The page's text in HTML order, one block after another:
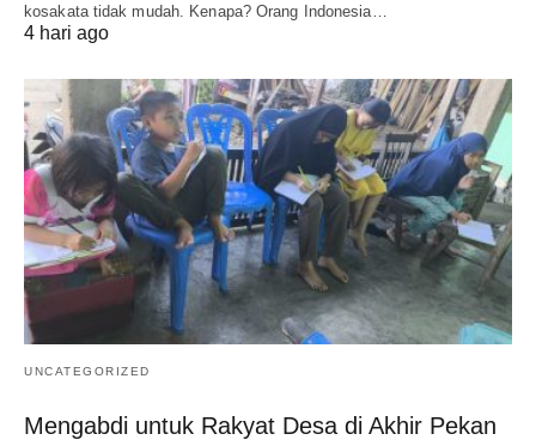
kosakata tidak mudah. Kenapa? Orang Indonesia…
4 hari ago
UNCATEGORIZED
Mengabdi untuk Rakyat Desa di Akhir Pekan